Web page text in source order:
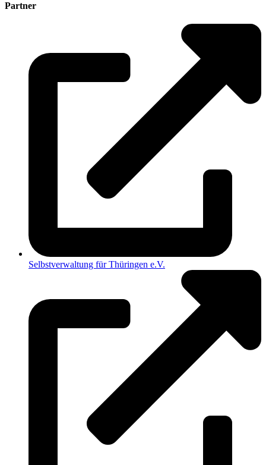
Partner
Selbstverwaltung für Thüringen e.V.